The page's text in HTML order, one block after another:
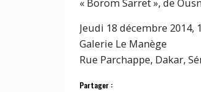
Jeudi 18 décembre 2014,
Galerie Le Manège
Rue Parchappe, Dakar,
Partager :